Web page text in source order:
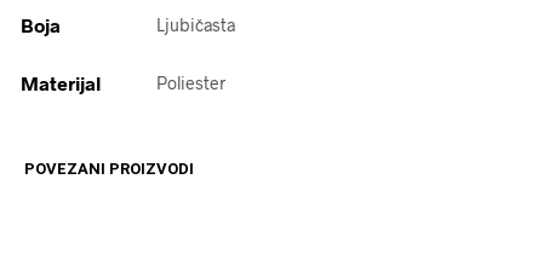
Boja Ljubičasta
Materijal Poliester
POVEZANI PROIZVODI